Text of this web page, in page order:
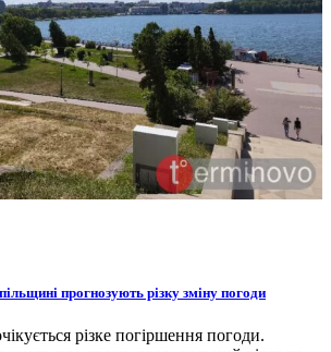
прогнозують різку зміну погоди
різке погіршення погоди.